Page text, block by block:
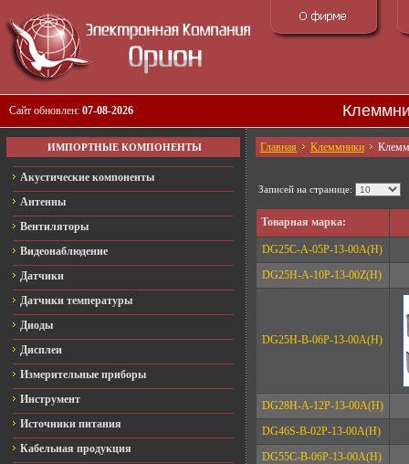
Сайт обновлен: 07-08-2026
ИМПОРТНЫЕ КОМПОНЕНТЫ
Акустические компоненты
Антенны
Вентиляторы
Видеонаблюдение
Датчики
Датчики температуры
Диоды
Дисплеи
Измерительные приборы
Инструмент
Источники питания
Кабельная продукция
Главная Клеммники
Записей на странице:
Товарная марка:
DG25C-A-05P-13-00A(H)
DG25H-A-10P-13-00Z(H)
DG25H-B-06P-13-00A(H)
DG28H-A-12P-13-00A(H)
DG46S-B-02P-13-00A(H)
DG55C-B-06P-13-00A(H)